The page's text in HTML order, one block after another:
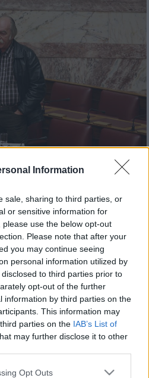
Information
sale, sharing to third parties, or
or sensitive information for
use the below opt-out
Please note that after your
you may continue seeing
personal information utilized by
to third parties prior to
opt-out of the further
information by third parties on the
This information may
parties on the IAB’s List of
may further disclose it to other
app uses one or more Google
Opt Outs
ΕΘΝΟΣ στη Google
. Ο Περικλής
στις 20
Κεφαλληνίας.
τον Δημήτρη Ροντήρη,
Ρολάν Μπαρτ και
των Πιερ Βιντάλ-
Κορνήλιου
στο Παρίσι. Από
στο μαχητικό
της αριστεράς.